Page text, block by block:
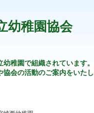
幼稚園協会
稚園で組織されています。
協会の活動のご案内をいたし